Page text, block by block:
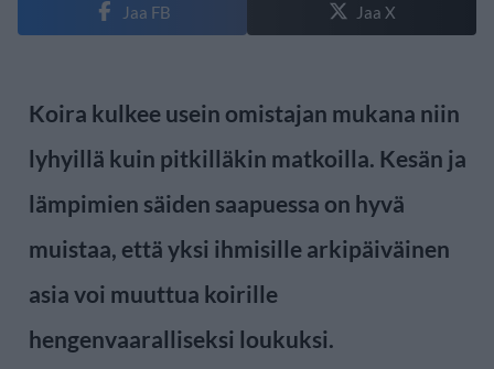
Jaa FB Jaa X
Koira kulkee usein omistajan mukana niin
lyhyillä kuin pitkilläkin matkoilla. Kesän ja
lämpimien säiden saapuessa on hyvä
muistaa, että yksi ihmisille arkipäiväinen
asia voi muuttua koirille
hengenvaaralliseksi loukuksi.